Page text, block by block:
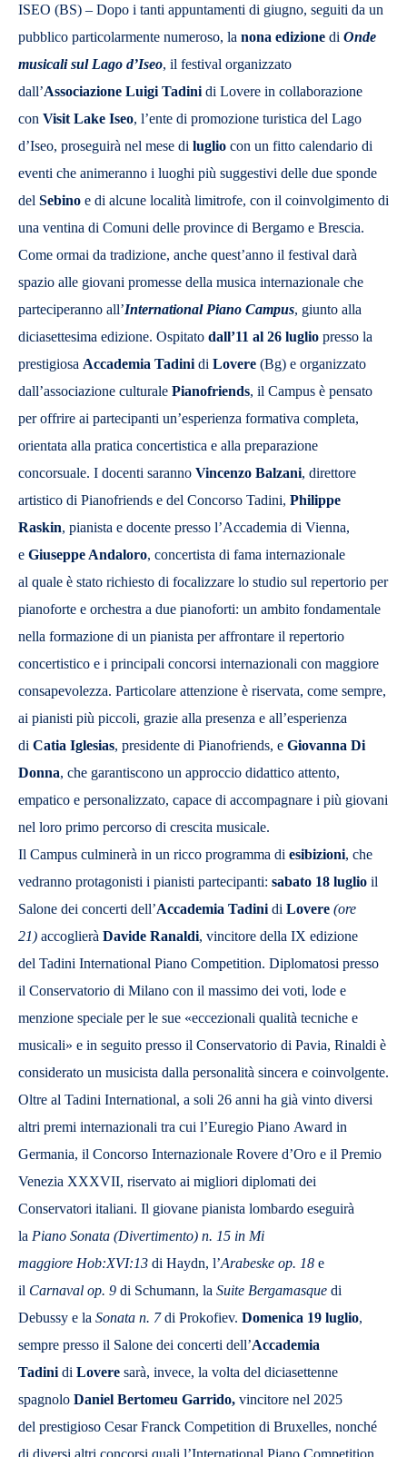
ISEO (BS) – Dopo i tanti appuntamenti di giugno, seguiti da un
pubblico particolarmente numeroso, la nona edizione di Onde
musicali sul Lago d’Iseo, il festival organizzato
dall’Associazione Luigi Tadini di Lovere in collaborazione
con Visit Lake Iseo, l’ente di promozione turistica del Lago
d’Iseo, proseguirà nel mese di luglio con un fitto calendario di
eventi che animeranno i luoghi più suggestivi delle due sponde
del Sebino e di alcune località limitrofe, con il coinvolgimento di
una ventina di Comuni delle province di Bergamo e Brescia.
Come ormai da tradizione, anche quest’anno il festival darà
spazio alle giovani promesse della musica internazionale che
parteciperanno all’International Piano Campus, giunto alla
diciasettesima edizione. Ospitato dall’11 al 26 luglio presso la
prestigiosa Accademia Tadini di Lovere (Bg) e organizzato
dall’associazione culturale Pianofriends, il Campus è pensato
per offrire ai partecipanti un’esperienza formativa completa,
orientata alla pratica concertistica e alla preparazione
concorsuale. I docenti saranno Vincenzo Balzani, direttore
artistico di Pianofriends e del Concorso Tadini, Philippe
Raskin, pianista e docente presso l’Accademia di Vienna,
e Giuseppe Andaloro, concertista di fama internazionale
al quale è stato richiesto di focalizzare lo studio sul repertorio per
pianoforte e orchestra a due pianoforti: un ambito fondamentale
nella formazione di un pianista per affrontare il repertorio
concertistico e i principali concorsi internazionali con maggiore
consapevolezza. Particolare attenzione è riservata, come sempre,
ai pianisti più piccoli, grazie alla presenza e all’esperienza
di Catia Iglesias, presidente di Pianofriends, e Giovanna Di
Donna, che garantiscono un approccio didattico attento,
empatico e personalizzato, capace di accompagnare i più giovani
nel loro primo percorso di crescita musicale.
Il Campus culminerà in un ricco programma di esibizioni, che
vedranno protagonisti i pianisti partecipanti: sabato 18 luglio il
Salone dei concerti dell’Accademia Tadini di Lovere (ore
21) accoglierà Davide Ranaldi, vincitore della IX edizione
del Tadini International Piano Competition. Diplomatosi presso
il Conservatorio di Milano con il massimo dei voti, lode e
menzione speciale per le sue «eccezionali qualità tecniche e
musicali» e in seguito presso il Conservatorio di Pavia, Rinaldi è
considerato un musicista dalla personalità sincera e coinvolgente.
Oltre al Tadini International, a soli 26 anni ha già vinto diversi
altri premi internazionali tra cui l’Euregio Piano Award in
Germania, il Concorso Internazionale Rovere d’Oro e il Premio
Venezia XXXVII, riservato ai migliori diplomati dei
Conservatori italiani. Il giovane pianista lombardo eseguirà
la Piano Sonata (Divertimento) n. 15 in Mi
maggiore Hob:XVI:13 di Haydn, l’Arabeske op. 18 e
il Carnaval op. 9 di Schumann, la Suite Bergamasque di
Debussy e la Sonata n. 7di Prokofiev. Domenica 19 luglio,
sempre presso il Salone dei concerti dell’Accademia
Tadini di Lovere sarà, invece, la volta del diciasettenne
spagnolo Daniel Bertomeu Garrido, vincitore nel 2025
del prestigioso Cesar Franck Competition di Bruxelles, nonché
di diversi altri concorsi quali l’International Piano Competition